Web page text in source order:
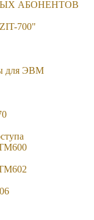
АБОНЕНТОВ
700"
для ЭВМ